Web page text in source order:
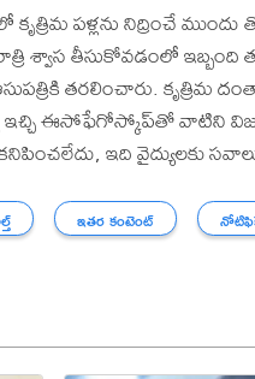
పళ్లను నిద్రించే
శ్వాస తీసుకోవడంలో ఇబ్బంది
తరలించారు. కృత్రిమ
ఇచ్చి ఈసోఫేగోస్కోప్‌తో వాటిని
ఇది వైద్యులకు
ఇతర కంటెంట్